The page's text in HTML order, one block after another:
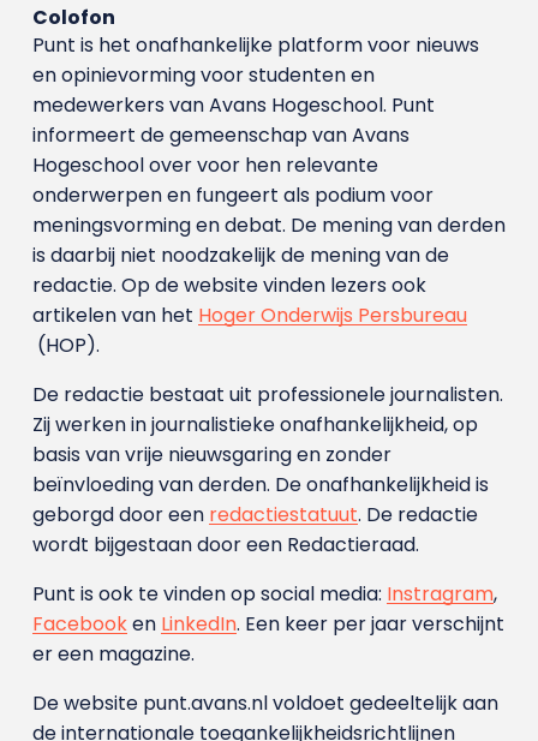
Colofon
Punt is het onafhankelijke platform voor nieuws
en opinievorming voor studenten en
medewerkers van Avans Hoge­school. Punt
informeert de gemeenschap van Avans
Hogeschool over voor hen relevante
onderwerpen en fungeert als podium voor
meningsvorming en debat. De mening van derden
is daarbij niet noodzakelijk de mening van de
redactie. Op de website vinden lezers ook
artikelen van het Hoger Onderwijs Persbureau
(HOP).
De redactie bestaat uit professionele journalisten.
Zij werken in journalistieke onafhankelijkheid, op
basis van vrije nieuwsgaring en zonder
beïnvloeding van derden. De onafhankelijkheid is
geborgd door een redactiestatuut. De redactie
wordt bijgestaan door een Redactieraad.
Punt is ook te vinden op social media: Instragram,
Facebooken LinkedIn. Een keer per jaar verschijnt
er een magazine.
De website punt.avans.nl voldoet gedeeltelijk aan
de internationale toegankelijkheidsrichtlijnen